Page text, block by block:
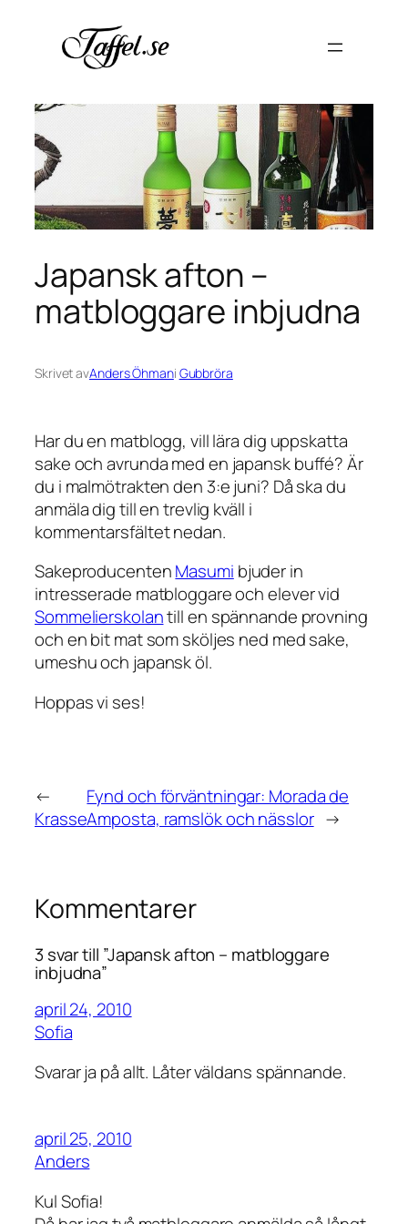
innehåll
Japansk afton –
matbloggare inbjudna
Skrivet avAnders Öhmani Gubbröra
Har du en matblogg, vill lära dig uppskatta
sake och avrunda med en japansk buffé? Är
du i malmötrakten den 3:e juni? Då ska du
anmäla dig till en trevlig kväll i
kommentarsfältet nedan.
SakeproducentenMasumi bjuder in
intresserade matbloggare och elever vid
Sommelierskolantill en spännande provning
och en bit mat som sköljes ned med sake,
umeshu och japansk öl.
Hoppas vi ses!
←
Krasse
Fynd och förväntningar: Morada de
Amposta, ramslök och nässlor →
Kommentarer
3 svar till ”Japansk afton – matbloggare
inbjudna”
april 24, 2010
Sofia
Svarar ja på allt. Låter väldans spännande.
april 25, 2010
Anders
Kul Sofia!